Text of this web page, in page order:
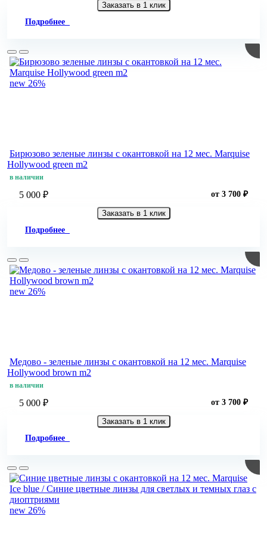
Заказать в 1 клик
Подробнее
new 26%
Бирюзово зеленые линзы c окантовкой на 12 мес. Marquise
Hollywood green m2
в наличии
5 000 ₽ от 3 700 ₽
Заказать в 1 клик
Подробнее
new 26%
Медово - зеленые линзы c окантовкой на 12 мес. Marquise
Hollywood brown m2
в наличии
5 000 ₽ от 3 700 ₽
Заказать в 1 клик
Подробнее
new 26%